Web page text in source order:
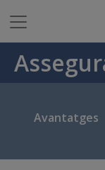
Salta al contingut
Avantatges